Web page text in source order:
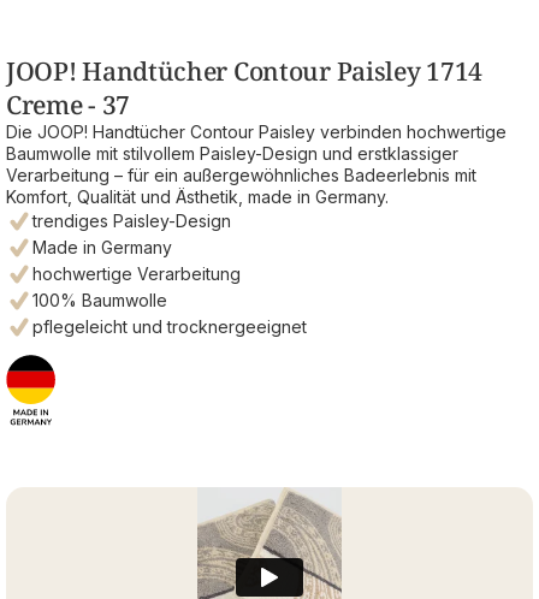
JOOP! Handtücher Contour Paisley 1714
Creme - 37
Die JOOP! Handtücher Contour Paisley verbinden hochwertige
Baumwolle mit stilvollem Paisley-Design und erstklassiger
Verarbeitung – für ein außergewöhnliches Badeerlebnis mit
Komfort, Qualität und Ästhetik, made in Germany.
trendiges Paisley-Design
Made in Germany
hochwertige Verarbeitung
100% Baumwolle
pflegeleicht und trocknergeeignet